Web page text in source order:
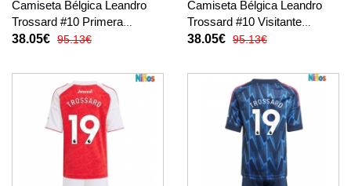
Camiseta Bélgica Leandro
Trossard #10 Primera
Equipación para mujer
38.05€ 95.13€
Camiseta Bélgica Leandro
Trossard #10 Visitante
Equipación para mujer
38.05€ 95.13€